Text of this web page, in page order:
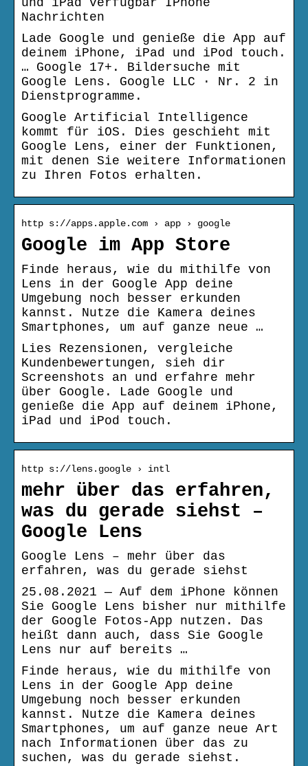
und iPad verfügbar IPhone
Nachrichten
Lade Google und genieße die App auf
deinem iPhone, iPad und iPod touch.
… Google 17+. Bildersuche mit
Google Lens. Google LLC · Nr. 2 in
Dienstprogramme.
Google Artificial Intelligence
kommt für iOS. Dies geschieht mit
Google Lens, einer der Funktionen,
mit denen Sie weitere Informationen
zu Ihren Fotos erhalten.
http s://apps.apple.com › app › google
Google im App Store
Finde heraus, wie du mithilfe von
Lens in der Google App deine
Umgebung noch besser erkunden
kannst. Nutze die Kamera deines
Smartphones, um auf ganze neue …
Lies Rezensionen, vergleiche
Kundenbewertungen, sieh dir
Screenshots an und erfahre mehr
über Google. Lade Google und
genieße die App auf deinem iPhone,
iPad und iPod touch.
http s://lens.google › intl
mehr über das erfahren,
was du gerade siehst –
Google Lens
Google Lens – mehr über das
erfahren, was du gerade siehst
25.08.2021 — Auf dem iPhone können
Sie Google Lens bisher nur mithilfe
der Google Fotos-App nutzen. Das
heißt dann auch, dass Sie Google
Lens nur auf bereits …
Finde heraus, wie du mithilfe von
Lens in der Google App deine
Umgebung noch besser erkunden
kannst. Nutze die Kamera deines
Smartphones, um auf ganze neue Art
nach Informationen über das zu
suchen, was du gerade siehst.